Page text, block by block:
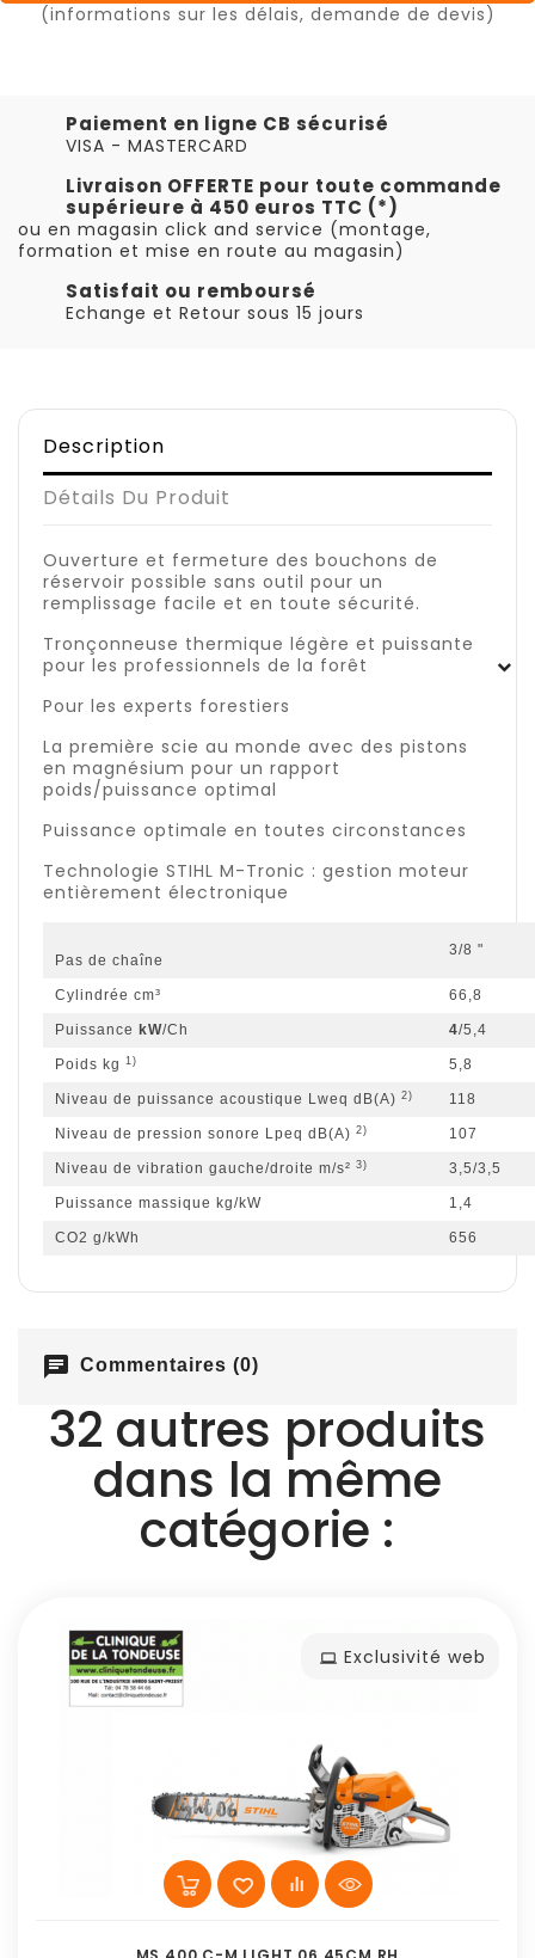
(informations sur les délais, demande de devis)
Paiement en ligne CB sécurisé
VISA - MASTERCARD
Livraison OFFERTE pour toute commande
supérieure à 450 euros TTC (*)
ou en magasin click and service (montage,
formation et mise en route au magasin)
Satisfait ou remboursé
Echange et Retour sous 15 jours
Description
Détails Du Produit
Ouverture et fermeture des bouchons de
réservoir possible sans outil pour un
remplissage facile et en toute sécurité.
Tronçonneuse thermique légère et puissante
pour les professionnels de la forêt
Pour les experts forestiers
La première scie au monde avec des pistons
en magnésium pour un rapport
poids/puissance optimal
Puissance optimale en toutes circonstances
Technologie STIHL M-Tronic : gestion moteur
entièrement électronique
Pas de chaîne
3/8 "
Cylindrée cm³ 66,8
Puissance kW/Ch 4/5,4
Poids kg 1) 5,8
Niveau de puissance acoustique Lweq dB(A) 2) 118
Niveau de pression sonore Lpeq dB(A) 2) 107
Niveau de vibration gauche/droite m/s² 3) 3,5/3,5
Puissance massique kg/kW 1,4
CO2 g/kWh 656
chat Commentaires (0)
32 autres produits
dans la même
catégorie :
Exclusivité web